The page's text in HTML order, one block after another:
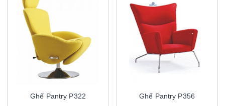
Ghế Pantry P322 Ghế Pantry P356